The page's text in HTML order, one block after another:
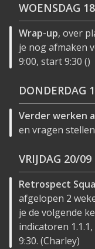
WOENSDAG
Wrap-up, over
je nog afmaken
9:00, start 9:30 ()
DONDERDAG
Verder werken
en vragen
VRIJDAG 20/09
Retrospect
afgelopen 2
je de volgende
indicatoren
9:30. (Charley)